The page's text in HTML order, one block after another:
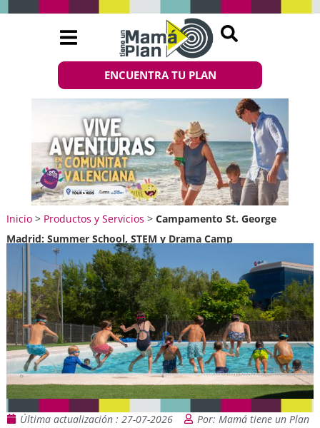
ENCUENTRA TU PLAN
Inicio> Productos y Servicios > Campamento St. George
Madrid: Summer School, STEM y Drama Camp
Última actualización : 27-07-2026 Por: Mamá tiene un Plan